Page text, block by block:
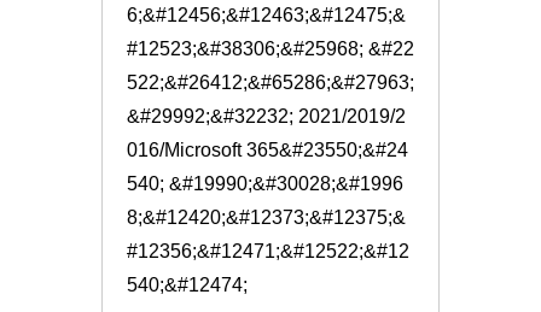
6;&#12456;&#12463;&#12475;&
#12523;&#38306;&#25968; &#22
522;&#26412;&#65286;&#27963;
&#29992;&#32232; 2021/2019/2
016/Microsoft 365&#23550;&#24
540; &#19990;&#30028;&#1996
8;&#12420;&#12373;&#12375;&
#12356;&#12471;&#12522;&#12
540;&#12474;